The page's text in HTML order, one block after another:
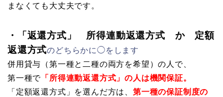
まなくても大丈夫です。
・「返還方式」 所得連動返還方式 か 定額
返還方式のどちらかに◯をします
併用貸与（第一種と二種の両方を希望）の人で、
第一種で 「所得連動返還方式」の人は機関保証。
「定額返還方式」を選んだ方は、 第一種の保証制度の